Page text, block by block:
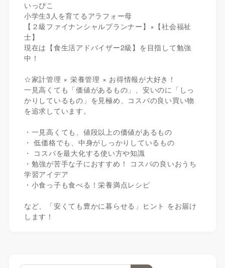
いっぴこ
小学生3人を育てるアラフォー母
【２級ファイナンシャルプランナー】×【社会福祉
士】
現在は【食生活アドバイザー2級】を目指して勉強
中！
☆家計管理 × 栄養管理 × お得情報が大好き！
一見高くても「価値があるもの」、安いのに「しっ
かりしているもの」を見極め、コスパの良い買い物
を追求しています。
・一見高くても、値段以上の価値があるもの
・ 低価格でも、中身がしっかりしているもの
・ コスパを最大化する使い方や知識
・勉強が苦手な子におすすめ！ コスパの良いおうち
学習アイデア
・小食っ子も食べる！栄養満点レシピ
など、「安くても豊かに暮らせる」ヒント をお届け
します！